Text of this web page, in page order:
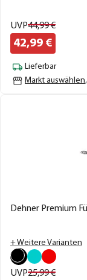
UVP44,99€
42,99 €
Lieferbar
Markt auswählen
Dehner Premium
+ Weitere Varianten
UVP25,99€